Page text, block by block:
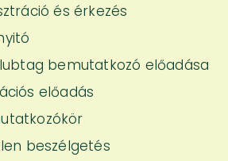
és érkezés
bemutatkozó előadása
előadás
beszélgetés